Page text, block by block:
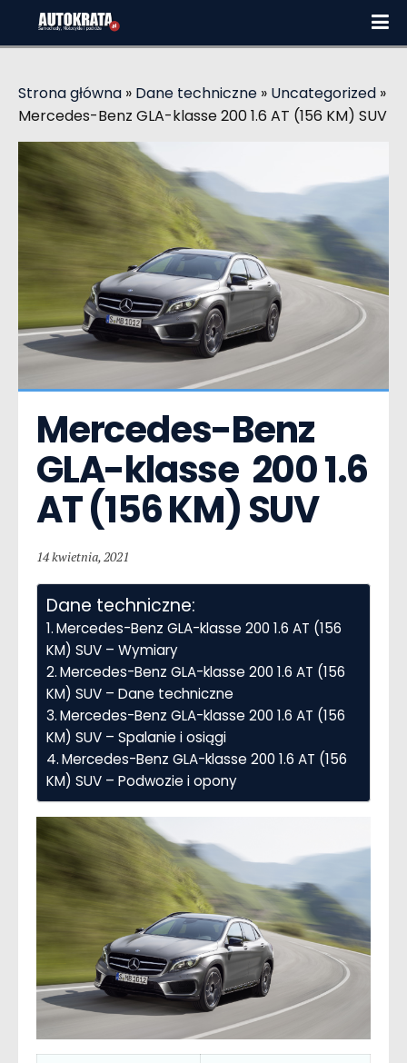
Strona główna » Dane techniczne » Uncategorized »
Mercedes-Benz GLA-klasse 200 1.6 AT (156 KM) SUV
Mercedes-Benz
GLA-klasse  200 1.6
AT (156 KM) SUV
14 kwietnia, 2021
Dane techniczne:
Mercedes-Benz GLA-klasse 200 1.6 AT (156
KM) SUV – Wymiary
Mercedes-Benz GLA-klasse 200 1.6 AT (156
KM) SUV – Dane techniczne
Mercedes-Benz GLA-klasse 200 1.6 AT (156
KM) SUV – Spalanie i osiągi
Mercedes-Benz GLA-klasse 200 1.6 AT (156
KM) SUV – Podwozie i opony